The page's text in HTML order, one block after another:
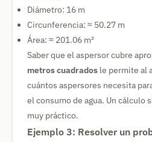
Diámetro: 16 m
Circunferencia: ≈ 50.27 m
Área: ≈ 201.06 m²
Saber que el aspersor cubre
metros cuadrados le permite al
cuántos aspersores necesita
el consumo de agua. Un cálculo
muy práctico.
Ejemplo 3: Resolver un